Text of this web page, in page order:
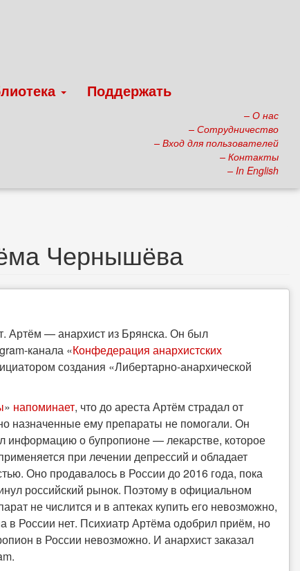
Поддержать
– О нас
– Сотрудничество
– Вход для пользователей
– Контакты
– In English
Чернышёва
Артём — анархист из Брянска. Он был
канала «Конфедерация анархистских
создания «Либертарно-анархической
» напоминает, что до ареста Артём страдал от
назначенные ему препараты не помогали. Он
информацию о бупропионе — лекарстве, которое
при лечении депрессий и обладает
Оно продавалось в России до 2016 года, пока
российский рынок. Поэтому в официальном
не числится и в аптеках купить его невозможно,
в России нет. Психиатр Артёма одобрил приём, но
в России невозможно. И анархист заказал